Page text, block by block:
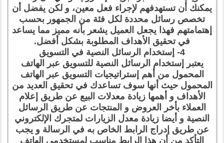
يمكنك أن تستهدفهم لإجراء فعل معين، و لكن يفضل أن
تخصص رسائل محددة لكل فئة من الجمهور بحسب
إهتمامتهم فهذا يجعل العميل يشعر بأنه مميز مما يساعد
في تحقيق الأهداف المطلوبة بشكل أفضل.
4- إستخدام الرسائل النصية في التسويق
يعتبر إستخدام الرسائل النصية للتسويق عبر الهاتف
المحمول من أهم إستراتيجيات التسويق عبر الهاتف
المحمول حيث أنها سوف تساعدك في تحقيق العديد من
الأهداف و أهمها زيادة معدلات البيع عن طريق إعلام
العملاء بأخر العروض و المنتجات عن طريق الرسائل
النصية و أيضا زيادة معدل الزيارات لمتجرك الإلكتروني
عن طريق إدراج الرابط الخاص به في الرسالة و يجب
التأكد من أن هذا الرابط مناسب لمستخدمي الهاتف